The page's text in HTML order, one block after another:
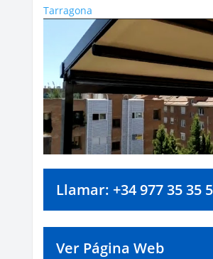
Tarragona
Llamar: +34 977 35 35
Ver Página Web